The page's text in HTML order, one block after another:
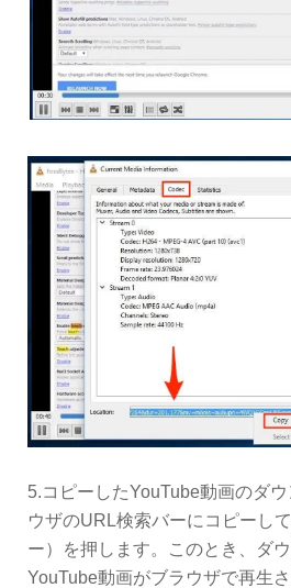
5.コピーしたYouTube動画のダ
ウザのURL検索バーにコピーし
ー）を押します。このとき、ダ
YouTube動画がブラウザで再生